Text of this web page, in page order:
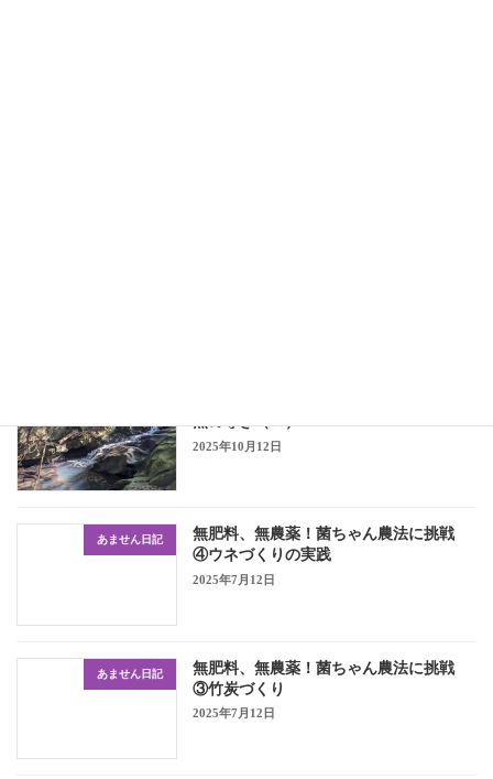
然の導き（１）
2025年10月12日
あません日記
無肥料、無農薬！菌ちゃん農法に挑戦
④ウネづくりの実践
2025年7月12日
あません日記
無肥料、無農薬！菌ちゃん農法に挑戦
③竹炭づくり
2025年7月12日